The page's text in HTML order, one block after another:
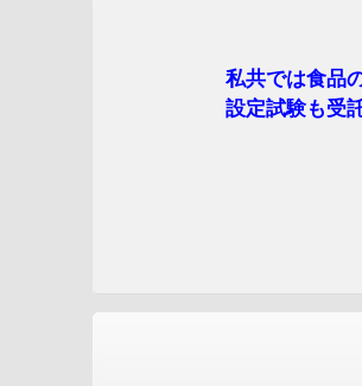
品質・安全性
私共では食品の品質及
設定試験も受